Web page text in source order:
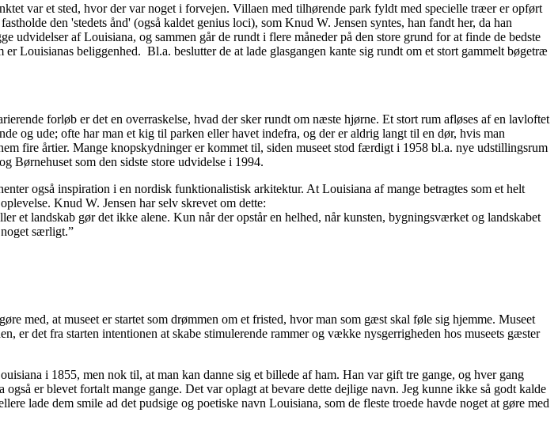
var et sted, hvor der var noget i forvejen. Villaen med tilhørende park fyldt med specielle træer er opført
den 'stedets ånd' (også kaldet genius loci), som Knud W. Jensen syntes, han fandt her, da han
udvidelser af Louisiana, og sammen går de rundt i flere måneder på den store grund for at finde de bedste
Louisianas beliggenhed. Bl.a. beslutter de at lade glasgangen kante sig rundt om et stort gammelt bøgetræ
forløb er det en overraskelse, hvad der sker rundt om næste hjørne. Et stort rum afløses af en lavloftet
og ude; ofte har man et kig til parken eller havet indefra, og der er aldrig langt til en dør, hvis man
fire årtier. Mange knopskydninger er kommet til, siden museet stod færdigt i 1958 bl.a. nye udstillingsrum
Børnehuset som den sidste store udvidelse i 1994.
også inspiration i en nordisk funktionalistisk arkitektur. At Louisiana af mange betragtes som et helt
Knud W. Jensen har selv skrevet om dette:
et landskab gør det ikke alene. Kun når der opstår en helhed, når kunsten, bygningsværket og landskabet
særligt.”
med, at museet er startet som drømmen om et fristed, hvor man som gæst skal føle sig hjemme. Museet
det fra starten intentionen at skabe stimulerende rammer og vække nysgerrigheden hos museets gæster
i 1855, men nok til, at man kan danne sig et billede af ham. Han var gift tre gange, og hver gang
er blevet fortalt mange gange. Det var oplagt at bevare dette dejlige navn. Jeg kunne ikke så godt kalde
lade dem smile ad det pudsige og poetiske navn Louisiana, som de fleste troede havde noget at gøre med